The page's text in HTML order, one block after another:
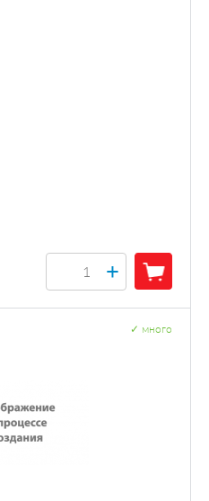
+
много